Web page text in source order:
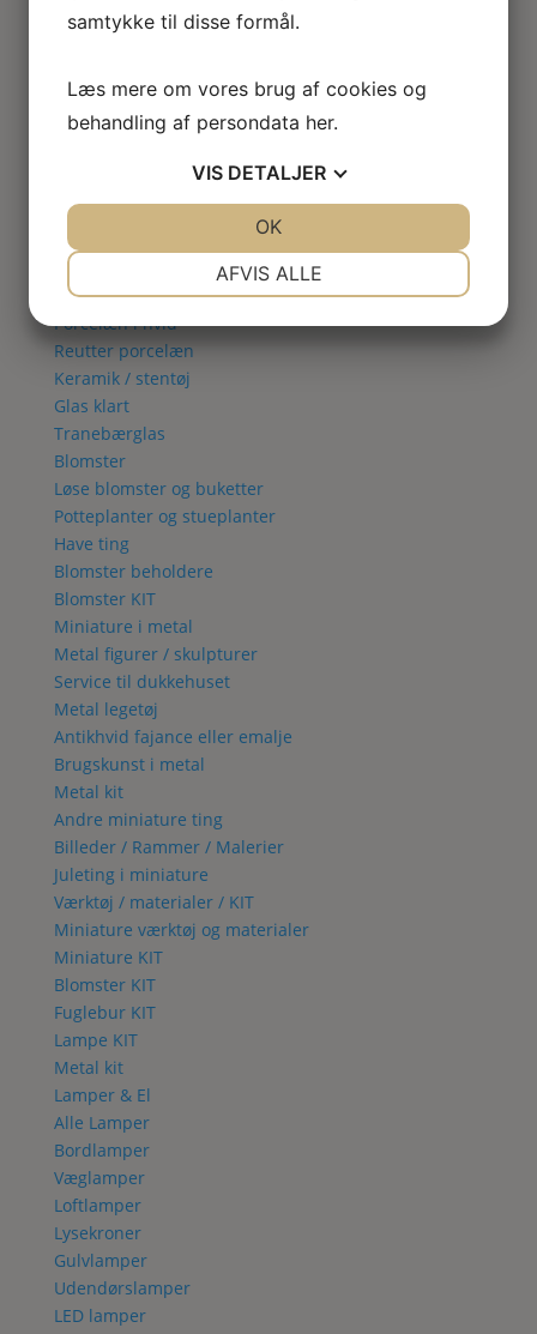
Retro miniature møbler
Second hand møbler
Miniature ting
Miniature blondeting
Orkis duge / flakoner
Miniature lingeri
Aubusson tæpper
Porcelæn stentøj & glas
Porcelæn i hvid
Reutter porcelæn
Keramik / stentøj
Glas klart
Tranebærglas
Blomster
Løse blomster og buketter
Potteplanter og stueplanter
Have ting
Blomster beholdere
Blomster KIT
Miniature i metal
Metal figurer / skulpturer
Service til dukkehuset
Metal legetøj
Antikhvid fajance eller emalje
Brugskunst i metal
Metal kit
Andre miniature ting
Billeder / Rammer / Malerier
Juleting i miniature
Værktøj / materialer / KIT
Miniature værktøj og materialer
Miniature KIT
Blomster KIT
Fuglebur KIT
Lampe KIT
Metal kit
Lamper & El
Alle Lamper
Bordlamper
Væglamper
Loftlamper
Lysekroner
Gulvlamper
Udendørslamper
LED lamper
samtykke til disse formål.
Læs mere om vores brug af cookies og
behandling af persondata her.
VIS DETALJER
MARKETING
AFVIS ALLE
OK